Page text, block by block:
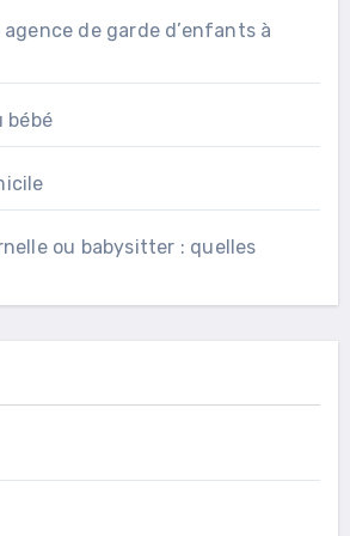
agence de garde d’enfants à
bébé
ou babysitter : quelles